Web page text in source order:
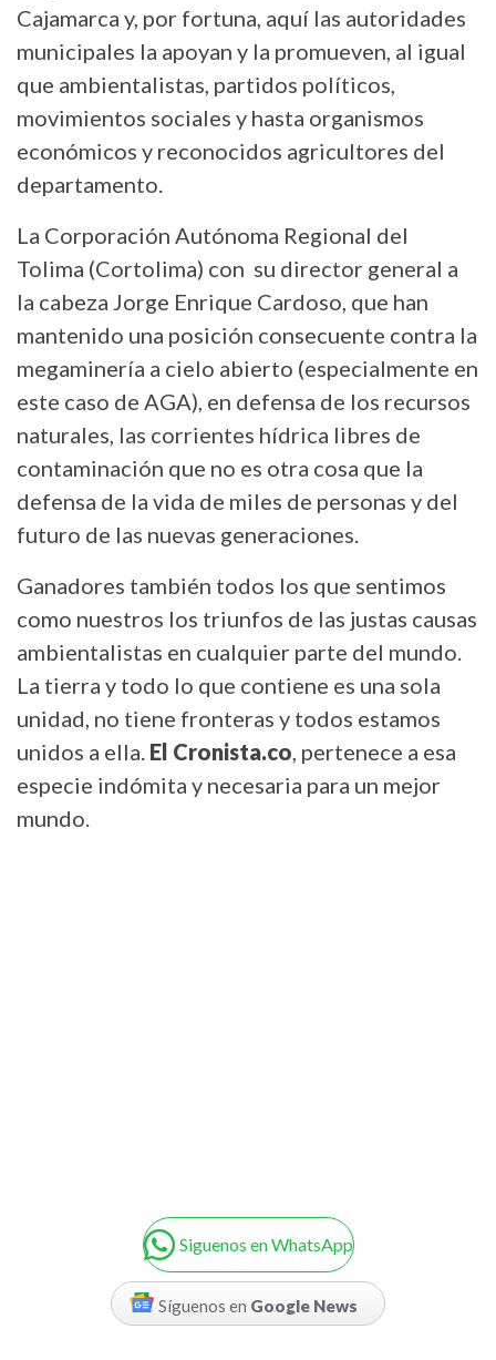
Cajamarca y, por fortuna, aquí las autoridades
municipales la apoyan y la promueven, al igual
que ambientalistas, partidos políticos,
movimientos sociales y hasta organismos
económicos y reconocidos agricultores del
departamento.
La Corporación Autónoma Regional del
Tolima (Cortolima) con su director general a
la cabeza Jorge Enrique Cardoso, que han
mantenido una posición consecuente contra la
megaminería a cielo abierto (especialmente en
este caso de AGA), en defensa de los recursos
naturales, las corrientes hídrica libres de
contaminación que no es otra cosa que la
defensa de la vida de miles de personas y del
futuro de las nuevas generaciones.
Ganadores también todos los que sentimos
como nuestros los triunfos de las justas causas
ambientalistas en cualquier parte del mundo.
La tierra y todo lo que contiene es una sola
unidad, no tiene fronteras y todos estamos
unidos a ella. El Cronista.co, pertenece a esa
especie indómita y necesaria para un mejor
mundo.
Siguenos en WhatsApp
Síguenos en Google News